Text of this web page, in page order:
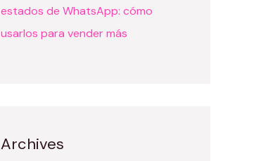
estados de WhatsApp: cómo
usarlos para vender más
Archives